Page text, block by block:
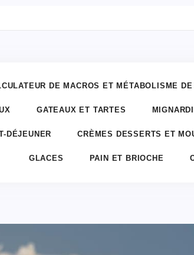
DE MACROS ET MÉTABOLISME
GATEAUX ET TARTES
DÉJEUNER CRÈMES DESSERTS ET
GLACES PAIN ET BRIOCHE